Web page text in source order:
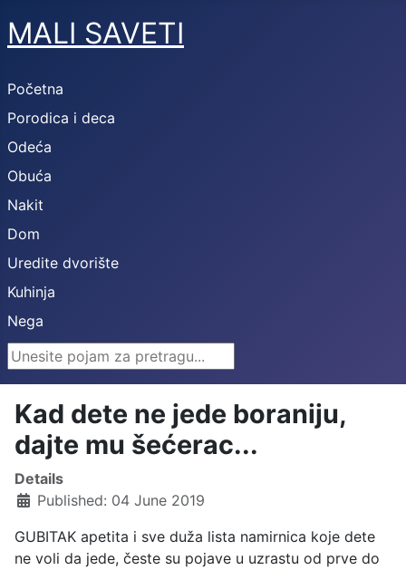
MALI SAVETI
Početna
Porodica i deca
Odeća
Obuća
Nakit
Dom
Uredite dvorište
Kuhinja
Nega
Search ...
Kad dete ne jede boraniju,
dajte mu šećerac...
Details
Published: 04 June 2019
GUBITAK apetita i sve duža lista namirnica koje dete
ne voli da jede, česte su pojave u uzrastu od prve do